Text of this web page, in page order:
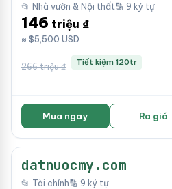
📂 Nhà vườn & Nội thất🔡 9 ký tự
146 triệu ₫
≈ $5,500 USD
266 triệu ₫ Tiết kiệm 120tr
Mua ngay Ra giá
datnuocmy.com
📂 Tài chính🔡 9 ký tự